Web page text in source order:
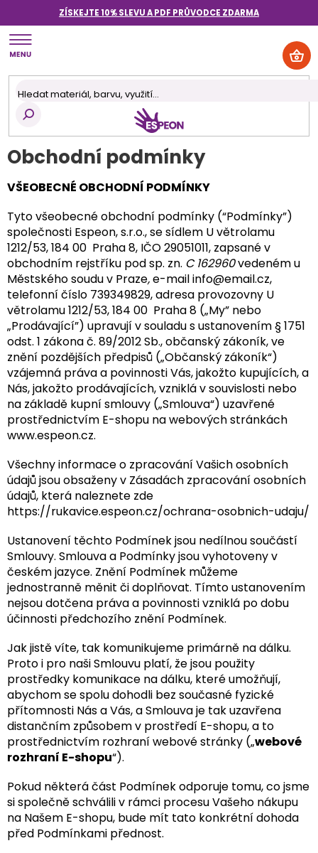
obsah
ZÍSKEJTE 10% SLEVU A PDF PRŮVODCE ZDARMA
Obchodní podmínky
VŠEOBECNÉ OBCHODNÍ PODMÍNKY
Tyto všeobecné obchodní podmínky (“Podmínky”)
společnosti Espeon, s.r.o., se sídlem U větrolamu
1212/53, 184 00 Praha 8, IČO 29051011, zapsané v
obchodním rejstříku pod sp. zn. C 162960vedeném u
Městského soudu v Praze,e-mail info@email.cz,
telefonní číslo 739349829, adresa provozovny U
větrolamu 1212/53, 184 00 Praha 8 („My” nebo
„Prodávající”) upravují v souladu s ustanovením § 1751
odst. 1 zákona č. 89/2012 Sb., občanský zákoník, ve
znění pozdějších předpisů („Občanský zákoník“)
vzájemná práva a povinnosti Vás, jakožto kupujících, a
Nás, jakožto prodávajících, vzniklá v souvislosti nebo
na základě kupní smlouvy („Smlouva“) uzavřené
prostřednictvím E-shopu na webových stránkách
www.espeon.cz.
Všechny informace o zpracování Vašich osobních
údajů jsou obsaženy v Zásadách zpracování osobních
údajů, která naleznete zde
https://rukavice.espeon.cz/ochrana-osobnich-udaju/
Ustanovení těchto Podmínek jsou nedílnou součástí
Smlouvy. Smlouva a Podmínky jsou vyhotoveny v
českém jazyce. Znění Podmínek můžeme
jednostranně měnit či doplňovat. Tímto ustanovením
nejsou dotčena práva a povinnosti vzniklá po dobu
účinnosti předchozího znění Podmínek.
Jak jistě víte, tak komunikujeme primárně na dálku.
Proto i pro naši Smlouvu platí, že jsou použity
prostředky komunikace na dálku, které umožňují,
abychom se spolu dohodli bez současné fyzické
přítomnosti Nás a Vás, a Smlouva je tak uzavřena
distančním způsobem v prostředí E-shopu, a to
prostřednictvím rozhraní webové stránky („webové
rozhraní E-shopu“).
Pokud některá část Podmínek odporuje tomu, co jsme
si společně schválili v rámci procesu Vašeho nákupu
na Našem E-shopu, bude mít tato konkrétní dohoda
před Podmínkami přednost.